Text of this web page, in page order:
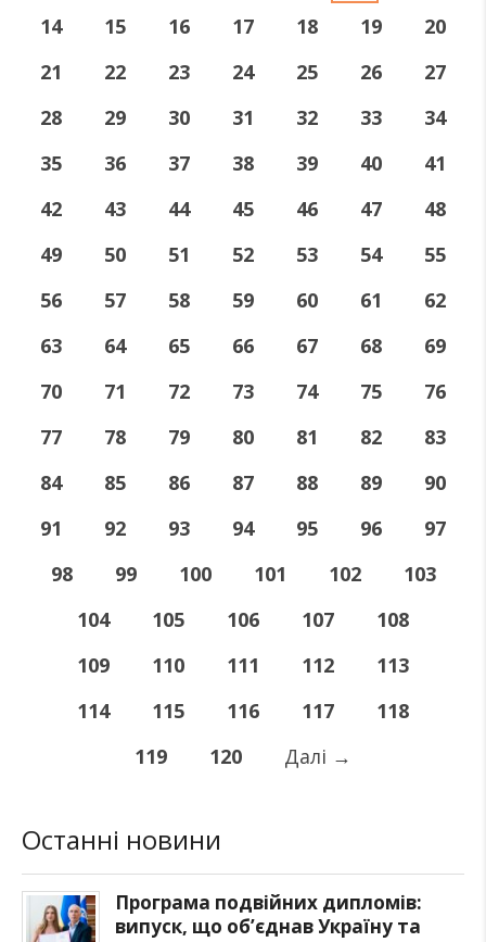
14
15 16 17 18 19
20
21
22 23 24 25 26
27
28
29 30 31 32 33
34
35
36 37 38 39 40
41
42
43 44 45 46 47
48
49
50 51 52 53 54
55
56
57 58 59 60 61
62
63
64 65 66 67 68
69
70
71 72 73 74 75
76
77
78 79 80 81 82
83
84
85 86 87 88 89
90
91
92 93 94 95 96
97
98
99 100 101 102
103
104
105 106 107
108
109
110 111 112
113
114
115 116 117
118
119
120 Далі →
Останні новини
Програма подвійних дипломів:
випуск, що об’єднав Україну та